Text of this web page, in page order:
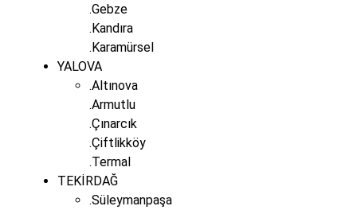
.Gebze
.Kandıra
.Karamürsel
YALOVA
.Altınova
.Armutlu
.Çınarcık
.Çiftlikköy
.Termal
TEKİRDAĞ
.Süleymanpaşa